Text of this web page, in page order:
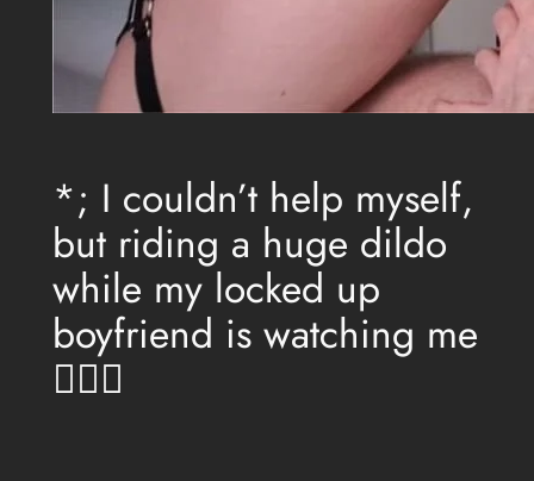
*; I couldn’t help myself,
but riding a huge dildo
while my locked up
boyfriend is watching me
😵‍💫💦